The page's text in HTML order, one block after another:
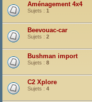
Aménagement 4x4
Sujets : 1
Beevouac-car
Sujets : 2
Bushman import
Sujets : 8
C2 Xplore
Sujets : 4